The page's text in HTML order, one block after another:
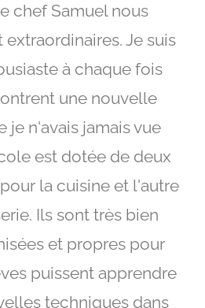
chef Samuel nous
Je suis
à chaque fois
une nouvelle
je n'avais jamais vue
est dotée de deux
la cuisine et l'autre
Ils sont très bien
et propres pour
puissent apprendre
techniques dans